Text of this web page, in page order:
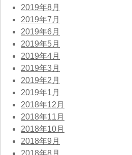
2019年8月
2019年7月
2019年6月
2019年5月
2019年4月
2019年3月
2019年2月
2019年1月
2018年12月
2018年11月
2018年10月
2018年9月
2018年8月